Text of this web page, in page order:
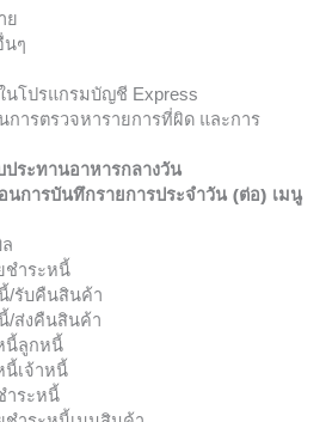
ย
นๆ
นโปรแกรมบัญชี Express
การตรวจหารายการที่ผิด และการ
ระทานอาหารกลางวัน
การบันทึกรายการประจำวัน (ต่อ) เมนู
ชำระหนี้
/รับคืนสินค้า
/ส่งคืนสินค้า
นี้ลูกหนี้
นี้เจ้าหนี้
ำระหนี้